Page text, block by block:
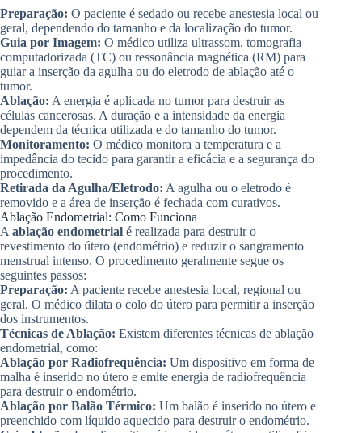
Preparação: O paciente é sedado ou recebe anestesia local ou
geral, dependendo do tamanho e da localização do tumor.
Guia por Imagem: O médico utiliza ultrassom, tomografia
computadorizada (TC) ou ressonância magnética (RM) para
guiar a inserção da agulha ou do eletrodo de ablação até o
tumor.
Ablação: A energia é aplicada no tumor para destruir as
células cancerosas. A duração e a intensidade da energia
dependem da técnica utilizada e do tamanho do tumor.
Monitoramento: O médico monitora a temperatura e a
impedância do tecido para garantir a eficácia e a segurança do
procedimento.
Retirada da Agulha/Eletrodo: A agulha ou o eletrodo é
removido e a área de inserção é fechada com curativos.
Ablação Endometrial: Como Funciona
A ablação endometrial é realizada para destruir o
revestimento do útero (endométrio) e reduzir o sangramento
menstrual intenso. O procedimento geralmente segue os
seguintes passos:
Preparação: A paciente recebe anestesia local, regional ou
geral. O médico dilata o colo do útero para permitir a inserção
dos instrumentos.
Técnicas de Ablação: Existem diferentes técnicas de ablação
endometrial, como:
Ablação por Radiofrequência: Um dispositivo em forma de
malha é inserido no útero e emite energia de radiofrequência
para destruir o endométrio.
Ablação por Balão Térmico: Um balão é inserido no útero e
preenchido com líquido aquecido para destruir o endométrio.